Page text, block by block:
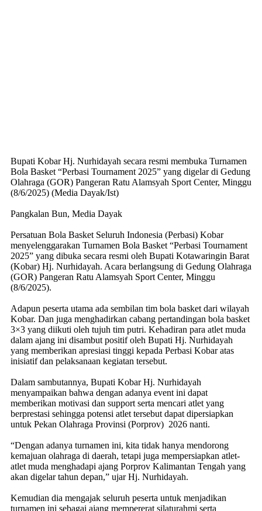
Bupati Kobar Hj. Nurhidayah secara resmi membuka Turnamen
Bola Basket “Perbasi Tournament 2025” yang digelar di Gedung
Olahraga (GOR) Pangeran Ratu Alamsyah Sport Center, Minggu
(8/6/2025) (Media Dayak/Ist)
Pangkalan Bun, Media Dayak
Persatuan Bola Basket Seluruh Indonesia (Perbasi) Kobar
menyelenggarakan Turnamen Bola Basket “Perbasi Tournament
2025” yang dibuka secara resmi oleh Bupati Kotawaringin Barat
(Kobar) Hj. Nurhidayah. Acara berlangsung di Gedung Olahraga
(GOR) Pangeran Ratu Alamsyah Sport Center, Minggu
(8/6/2025).
Adapun peserta utama ada sembilan tim bola basket dari wilayah
Kobar. Dan juga menghadirkan cabang pertandingan bola basket
3×3 yang diikuti oleh tujuh tim putri. Kehadiran para atlet muda
dalam ajang ini disambut positif oleh Bupati Hj. Nurhidayah
yang memberikan apresiasi tinggi kepada Perbasi Kobar atas
inisiatif dan pelaksanaan kegiatan tersebut.
Dalam sambutannya, Bupati Kobar Hj. Nurhidayah
menyampaikan bahwa dengan adanya event ini dapat
memberikan motivasi dan support serta mencari atlet yang
berprestasi sehingga potensi atlet tersebut dapat dipersiapkan
untuk Pekan Olahraga Provinsi (Porprov) 2026 nanti.
“Dengan adanya turnamen ini, kita tidak hanya mendorong
kemajuan olahraga di daerah, tetapi juga mempersiapkan atlet-
atlet muda menghadapi ajang Porprov Kalimantan Tengah yang
akan digelar tahun depan,” ujar Hj. Nurhidayah.
Kemudian dia mengajak seluruh peserta untuk menjadikan
turnamen ini sebagai ajang mempererat silaturahmi serta